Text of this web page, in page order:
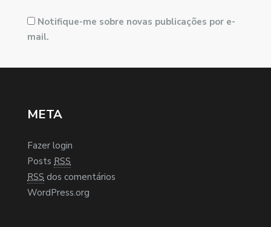
Notifique-me sobre novas publicações por e-
mail.
META
Fazer login
Posts RSS
RSS dos comentários
WordPress.org